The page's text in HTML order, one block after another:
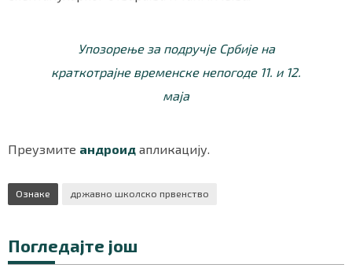
Упозорење за подручје Србије на
краткотрајне временске непогоде 11. и 12.
маја
Преузмите андроид апликацију.
Ознаке државно школско првенство
Погледајте још